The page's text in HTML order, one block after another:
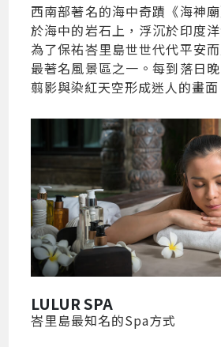
西南部著名的海中奇蹟《海神
於海中的岩石上，浮沉於印度
為了保祐峇里島世世代代平安
最著名風景區之一。每到落日
翦影與染紅天空形成迷人的畫面
LULUR SPA
峇里島最知名的Spa方式